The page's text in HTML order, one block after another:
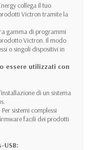
collega il tuo
Victron tramite la
gamma di programmi
Victron. Il modo
o singoli dispositivi in
essere utilizzati con
di un sistema
sistemi complessi
facili dei prodotti
USB: